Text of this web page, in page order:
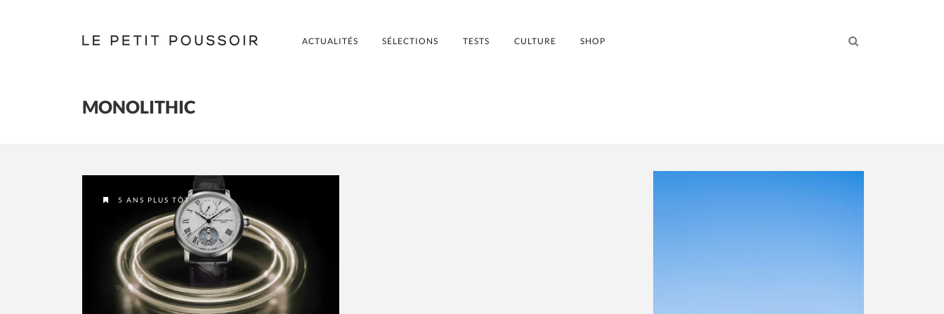
ACTUALITÉS SÉLECTIONS TESTS CULTURE SHOP
MONOLITHIC
5 ANS PLUS TÔT